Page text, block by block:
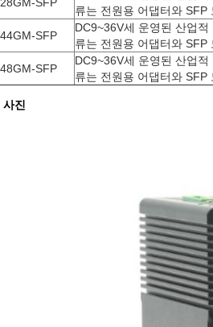
류는 전원용 어댑터와 SFP
SFP
DC9~36V세 운영된 산업
류는 전원용 어댑터와 SFP
SFP
DC9~36V세 운영된 산업
류는 전원용 어댑터와 SFP
진